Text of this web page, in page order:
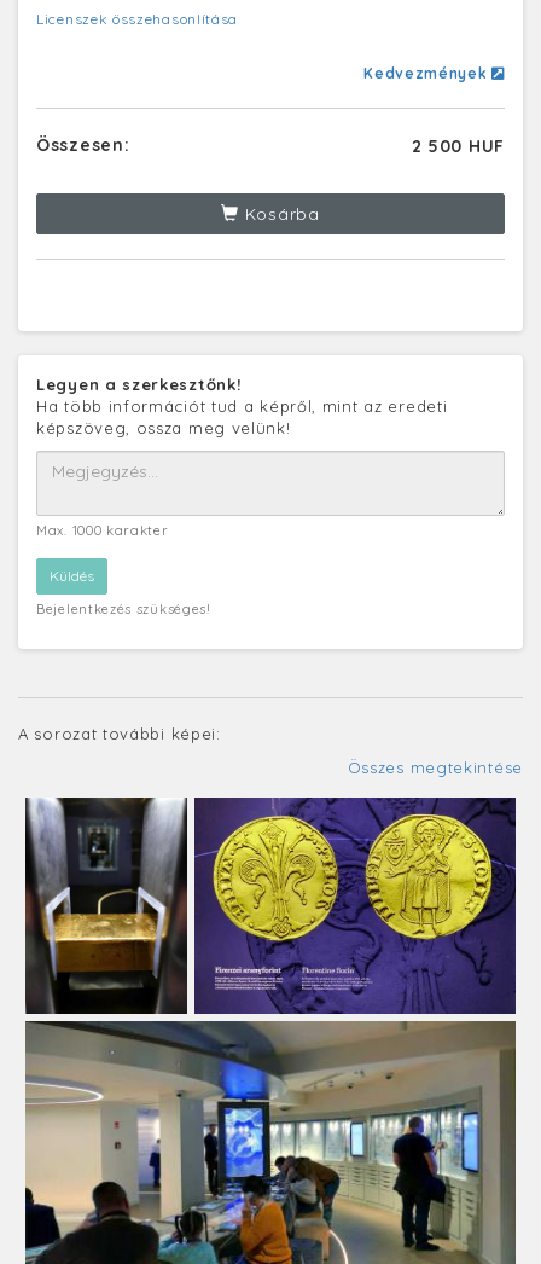
Licenszek összehasonlítása
Kedvezmények
Összesen: 2 500 HUF
Kosárba
Legyen a szerkesztőnk!
Ha több információt tud a képről, mint az eredeti
képszöveg, ossza meg velünk!
Max. 1000 karakter
Bejelentkezés szükséges!
A sorozat további képei:
Összes megtekintése